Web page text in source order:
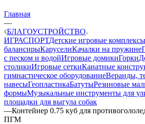
Главная
—
БЛАГОУСТРОЙСТВО
ИГРАСПОРТДетские игровые комплексы
балансирыКаруселиКачалки на пружине
с песком и водойИгровые домикиГорки
столикиИгровые сеткиКанатные
гимнастическое оборудованиеВеранды,
навесыГеопластикаБатутыРезиновые
формыМузыкальные инструменты для
площадки для выгула собак
—Контейнер 0.75 куб для
ПГМ